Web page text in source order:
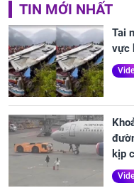
TIN MỚI NHẤT
Tai
vực
kịp